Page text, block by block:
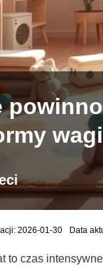
wagi
2026-01-30 Data
to czas